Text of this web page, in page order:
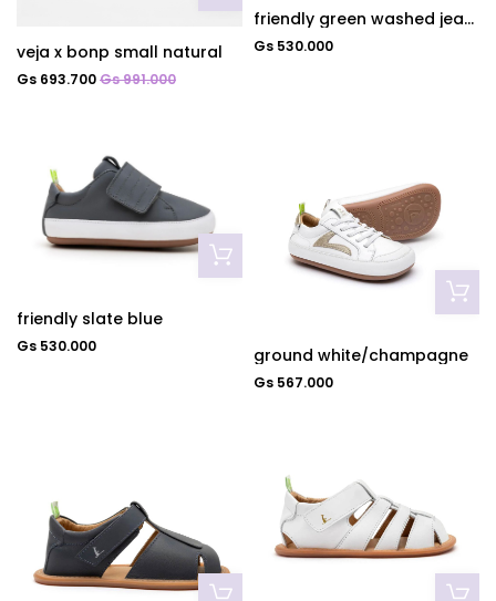
veja x bonp small natural
Gs 693.700Gs 991.000
friendly green washed jeans
Gs 530.000
friendly slate blue
Gs 530.000 ground white/champagne
Gs 567.000